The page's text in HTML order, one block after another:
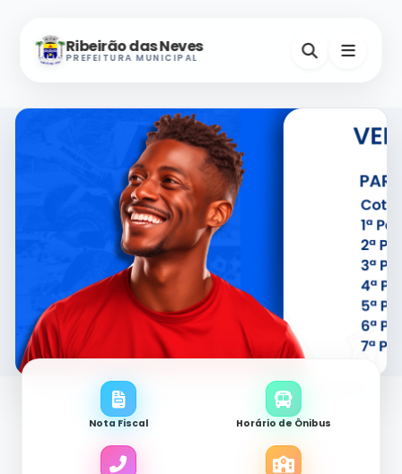
Ribeirão das Neves
PREFEITURA MUNICIPAL
Nota Fiscal Horário de Ônibus
Nevinho
Assistente Virtual
A-
Horários e Endereços Secretarias